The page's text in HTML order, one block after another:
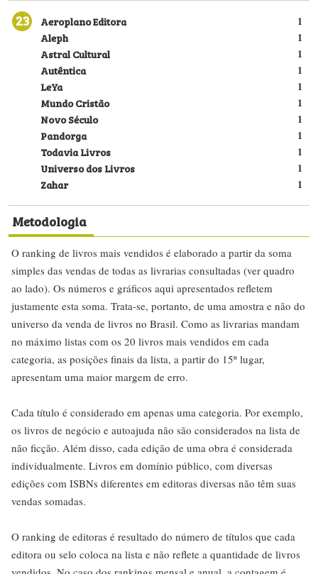
23 1
Aeroplano Editora
1
Aleph
1
Astral Cultural
1
Autêntica
1
LeYa
1
Mundo Cristão
1
Novo Século
1
Pandorga
1
Todavia Livros
1
Universo dos Livros
1
Zahar
Metodologia
O ranking de livros mais vendidos é elaborado a partir da soma
simples das vendas de todas as livrarias consultadas (ver quadro
ao lado). Os números e gráficos aqui apresentados refletem
justamente esta soma. Trata-se, portanto, de uma amostra e não do
universo da venda de livros no Brasil. Como as livrarias mandam
no máximo listas com os 20 livros mais vendidos em cada
categoria, as posições finais da lista, a partir do 15º lugar,
apresentam uma maior margem de erro.
Cada título é considerado em apenas uma categoria. Por exemplo,
os livros de negócio e autoajuda não são considerados na lista de
não ficção. Além disso, cada edição de uma obra é considerada
individualmente. Livros em domínio público, com diversas
edições com ISBNs diferentes em editoras diversas não têm suas
vendas somadas.
O ranking de editoras é resultado do número de títulos que cada
editora ou selo coloca na lista e não reflete a quantidade de livros